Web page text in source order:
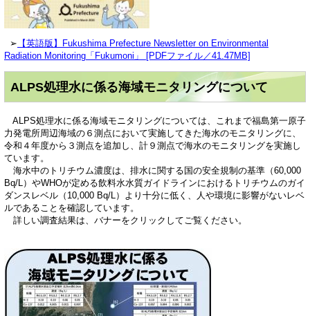
➢ 【英語版】Fukushima Prefecture Newsletter on Environmental
Radiation Monitoring「Fukumoni」 [PDFファイル／41.47MB]
ALPS処理水に係る海域モニタリングについて
ALPS処理水に係る海域モニタリングについては、これまで福島第一原子
力発電所周辺海域の６測点において実施してきた海水のモニタリングに、
令和４年度から３測点を追加し、計９測点で海水のモニタリングを実施し
ています。
海水中のトリチウム濃度は、排水に関する国の安全規制の基準（60,000
Bq/L）やWHOが定める飲料水水質ガイドラインにおけるトリチウムのガイ
ダンスレベル（10,000 Bq/L）より十分に低く、人や環境に影響がないレベ
ルであることを確認しています。
詳しい調査結果は、バナーをクリックしてご覧ください。